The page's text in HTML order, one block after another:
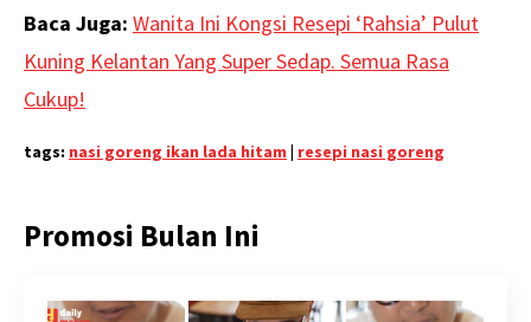
Baca Juga: Wanita Ini Kongsi Resepi ‘Rahsia’ Pulut
Kuning Kelantan Yang Super Sedap. Semua Rasa
Cukup!
tags: nasi goreng ikan lada hitam | resepi nasi goreng
Promosi Bulan Ini